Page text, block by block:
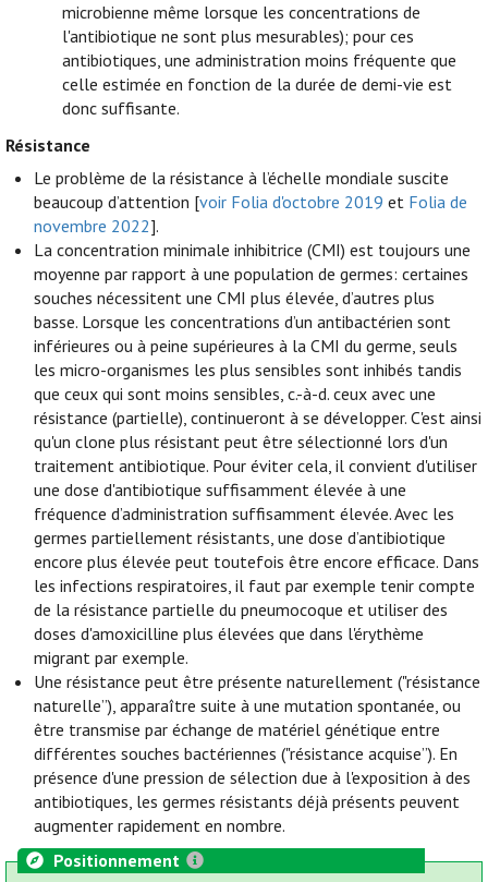
microbienne même lorsque les concentrations de
l'antibiotique ne sont plus mesurables); pour ces
antibiotiques, une administration moins fréquente que
celle estimée en fonction de la durée de demi-vie est
donc suffisante.
Résistance
Le problème de la résistance à l’échelle mondiale suscite
beaucoup d’attention [voir Folia d'octobre 2019 et Folia de
novembre 2022].
La concentration minimale inhibitrice (CMI) est toujours une
moyenne par rapport à une population de germes: certaines
souches nécessitent une CMI plus élevée, d’autres plus
basse. Lorsque les concentrations d’un antibactérien sont
inférieures ou à peine supérieures à la CMI du germe, seuls
les micro-organismes les plus sensibles sont inhibés tandis
que ceux qui sont moins sensibles, c.-à-d. ceux avec une
résistance (partielle), continueront à se développer. C'est ainsi
qu'un clone plus résistant peut être sélectionné lors d'un
traitement antibiotique. Pour éviter cela, il convient d'utiliser
une dose d'antibiotique suffisamment élevée à une
fréquence d’administration suffisamment élevée. Avec les
germes partiellement résistants, une dose d’antibiotique
encore plus élevée peut toutefois être encore efficace. Dans
les infections respiratoires, il faut par exemple tenir compte
de la résistance partielle du pneumocoque et utiliser des
doses d'amoxicilline plus élevées que dans l'érythème
migrant par exemple.
Une résistance peut être présente naturellement ("résistance
naturelle”), apparaître suite à une mutation spontanée, ou
être transmise par échange de matériel génétique entre
différentes souches bactériennes ("résistance acquise”). En
présence d'une pression de sélection due à l'exposition à des
antibiotiques, les germes résistants déjà présents peuvent
augmenter rapidement en nombre.
Positionnement